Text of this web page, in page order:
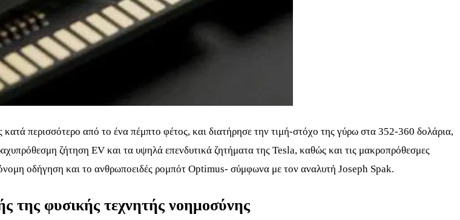
περισσότερο από το ένα πέμπτο φέτος, και διατήρησε την τιμή-στόχο της γύρω στα 352-360 δολάρια,
ζήτηση EV και τα υψηλά επενδυτικά ζητήματα της Tesla, καθώς και τις μακροπρόθεσμες
οδήγηση και το ανθρωποειδές ρομπότ Optimus- σύμφωνα με τον αναλυτή Joseph Spak.
της φυσικής τεχνητής νοημοσύνης